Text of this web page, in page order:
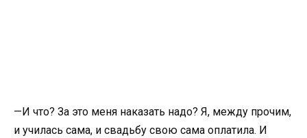
—И что? За это меня наказать надо? Я, между прочим,
и училась сама, и свадьбу свою сама оплатила. И